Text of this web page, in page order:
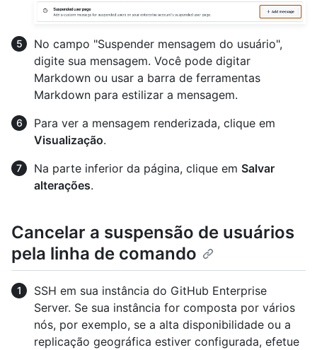
No campo "Suspender mensagem do usuário",
digite sua mensagem. Você pode digitar
Markdown ou usar a barra de ferramentas
Markdown para estilizar a mensagem.
Para ver a mensagem renderizada, clique em
Visualização.
Na parte inferior da página, clique em Salvar
alterações.
Cancelar a suspensão de usuários
pela linha de comando
SSH em sua instância do GitHub Enterprise
Server. Se sua instância for composta por vários
nós, por exemplo, se a alta disponibilidade ou a
replicação geográfica estiver configurada, efetue